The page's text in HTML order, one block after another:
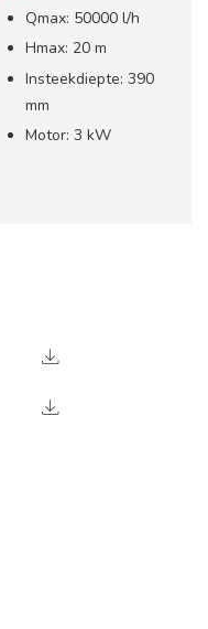
Qmax: 50000 l/h
Hmax: 20 m
Insteekdiepte: 390
mm
Motor: 3 kW